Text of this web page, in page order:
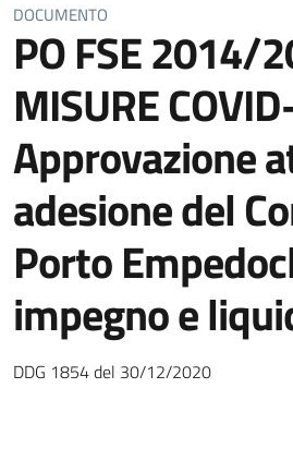
DOCUMENTO
PO FSE 2014/
MISURE
Approvazione
adesione del
Porto
impegno e
DDG 1854del 30/12/2020